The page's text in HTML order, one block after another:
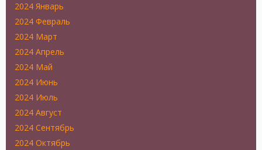
2024 Январь
2024 Февраль
2024 Март
2024 Апрель
2024 Май
2024 Июнь
2024 Июль
2024 Август
2024 Сентябрь
2024 Октябрь